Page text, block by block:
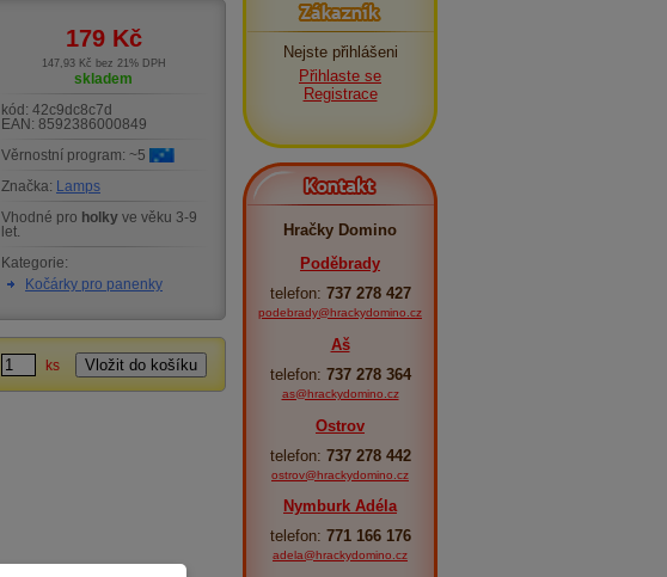
179 Kč
147,93 Kč bez 21% DPH
skladem
kód: 42c9dc8c7d
EAN: 8592386000849
Věrnostní program: ~5
Značka: Lamps
Vhodné pro holky ve věku 3-9
let.
Kategorie:
Kočárky pro panenky
ks
Nejste přihlášeni
Přihlaste se
Registrace
Kontakt
Hračky Domino
Poděbrady
telefon: 737 278 427
podebrady@hrackydomino.cz
Aš
telefon: 737 278 364
as@hrackydomino.cz
Ostrov
telefon: 737 278 442
ostrov@hrackydomino.cz
Nymburk Adéla
telefon: 771 166 176
adela@hrackydomino.cz